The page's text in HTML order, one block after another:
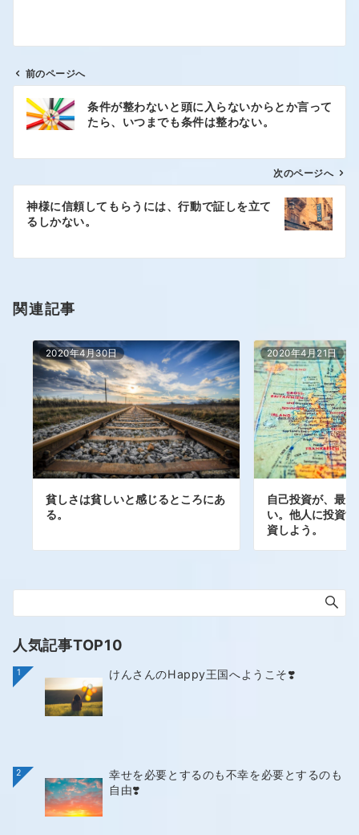
前のページへ
条件が整わないと頭に入らないからとか言って
たら、いつまでも条件は整わない。
次のページへ
神様に信頼してもらうには、行動で証しを立て
るしかない。
関連記事
2020年4月30日
貧しさは貧しいと感じるところにあ
る。
2020年4月21日
自己投資が、最
い。他人に投資
資しよう。
人気記事TOP10
1 けんさんのHappy王国へようこそ❣️
2
幸せを必要とするのも不幸を必要とするのも
自由❣️